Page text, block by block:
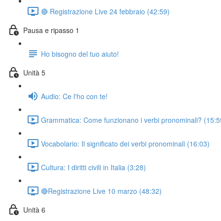
🔴 Registrazione Live 24 febbraio (42:59)
Pausa e ripasso 1
Ho bisogno del tuo aiuto!
Unità 5
Audio: Ce l'ho con te!
Grammatica: Come funzionano i verbi pronominali?
Vocabolario: Il significato dei verbi pronominali (16:03)
Cultura: I diritti civili in Italia (3:28)
🔴Registrazione Live 10 marzo (48:32)
Unità 6